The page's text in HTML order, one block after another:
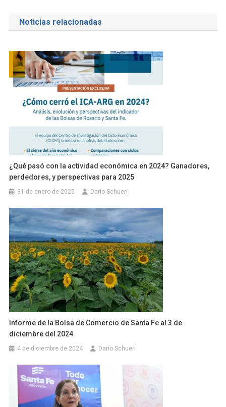
de
entradas
Noticias relacionadas
¿Qué pasó con la actividad económica en 2024? Ganadores,
perdedores, y perspectivas para 2025
31 de enero de 2025 Darío Schueri
Informe de la Bolsa de Comercio de Santa Fe al 3 de
diciembre del 2024
4 de diciembre de 2024 Darío Schueri